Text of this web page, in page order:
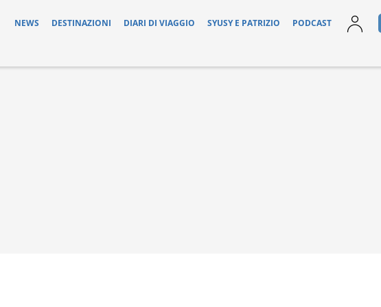
NEWS DESTINAZIONI DIARI DI VIAGGIO SYUSY E PATRIZIO PODCAST